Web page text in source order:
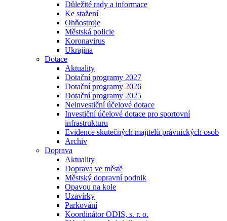
Důležité rady a informace
Ke stažení
Ohňostroje
Městská policie
Koronavirus
Ukrajina
Dotace
Aktuality
Dotační programy 2027
Dotační programy 2026
Dotační programy 2025
Neinvestiční účelové dotace
Investiční účelové dotace pro sportovní
infrastrukturu
Evidence skutečných majitelů právnických osob
Archiv
Doprava
Aktuality
Doprava ve městě
Městský dopravní podnik
Opavou na kole
Uzavírky
Parkování
Koordinátor ODIS, s. r. o.